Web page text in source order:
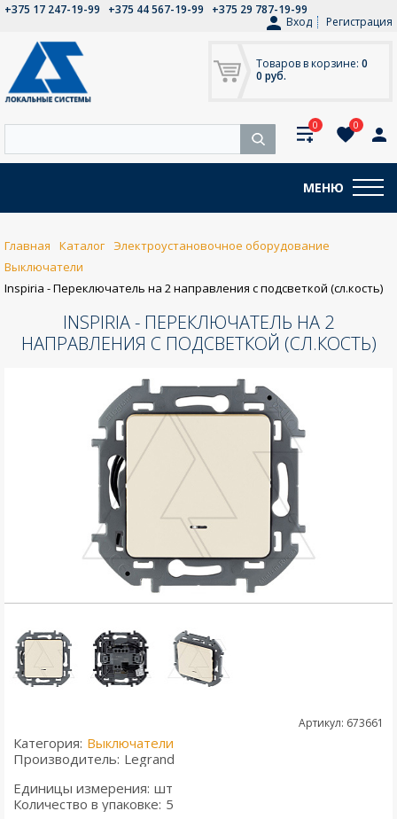
+375 17 247-19-99 +375 44 567-19-99
+375 29 787-19-99
Вход
Регистрация
Товаров в корзине: 0
0 руб.
0 0
МЕНЮ
Главная Каталог
Электроустановочное оборудование
Выключатели
Inspiria - Переключатель на 2 направления с подсветкой (сл.кость)
INSPIRIA - ПЕРЕКЛЮЧАТЕЛЬ НА 2
НАПРАВЛЕНИЯ С ПОДСВЕТКОЙ (СЛ.КОСТЬ)
Артикул: 673661
Категория: Выключатели
Производитель: Legrand
Единицы измерения: шт
Количество в упаковке: 5